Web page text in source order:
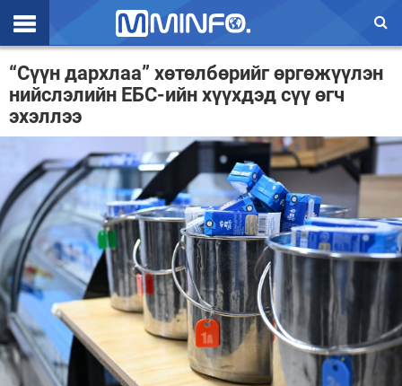
Эхлэл
Цаг агаар
Валют ханш
Улс төр
Эдийн засаг
Үзэл бодол
Спорт
Нийгэм
Дэлхий
“Сүүн дархлаа” хөтөлбөрийг өргөжүүлэн
нийслэлийн ЕБС-ийн хүүхдэд сүү өгч
эхэллээ